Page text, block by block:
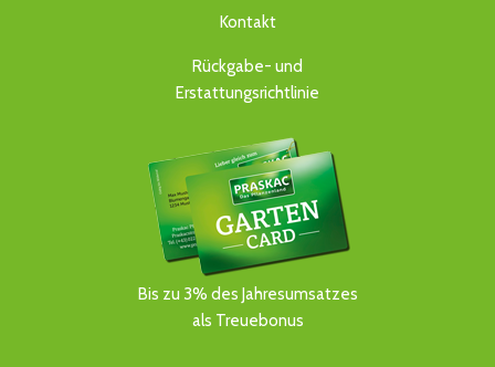
Kontakt
Rückgabe- und
Erstattungsrichtlinie
Bis zu 3% des Jahresumsatzes
als Treuebonus